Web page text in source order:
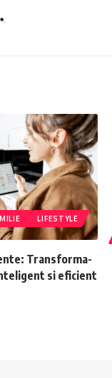
LIFESTYLE
Transforma-
si eficient